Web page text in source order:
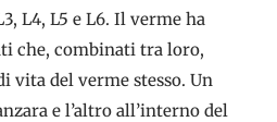
L4, L5 e L6. Il verme ha
che, combinati tra loro,
vita del verme stesso. Un
e l’altro all’interno del